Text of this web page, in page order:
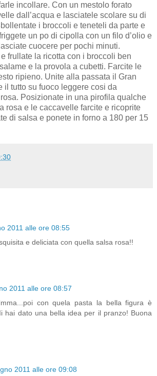
incollare. Con un mestolo forato
dall’acqua e lasciatele scolare su di
i broccoli e teneteli da parte e
un po di cipolla con un filo d’olio e
cuocere per pochi minuti.
frullate la ricotta con i broccoli ben
e la provola a cubetti. Farcite le
ripieno. Unite alla passata il Gran
il tutto su fuoco leggere cosi da
Posizionate in una pirofila qualche
rosa e le caccavelle farcite e ricoprite
di salsa e ponete in forno a 180 per 15
2011 alle ore 08:55
e deliciata con quella salsa rosa!!
2011 alle ore 08:57
con quela pasta la bella figura è
hai dato una bella idea per il pranzo! Buona
2011 alle ore 09:08